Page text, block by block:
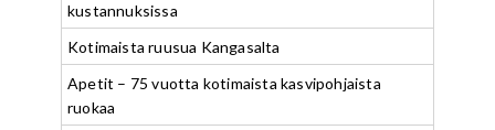
kustannuksissa
Kotimaista ruusua Kangasalta
Apetit – 75 vuotta kotimaista kasvipohjaista
ruokaa